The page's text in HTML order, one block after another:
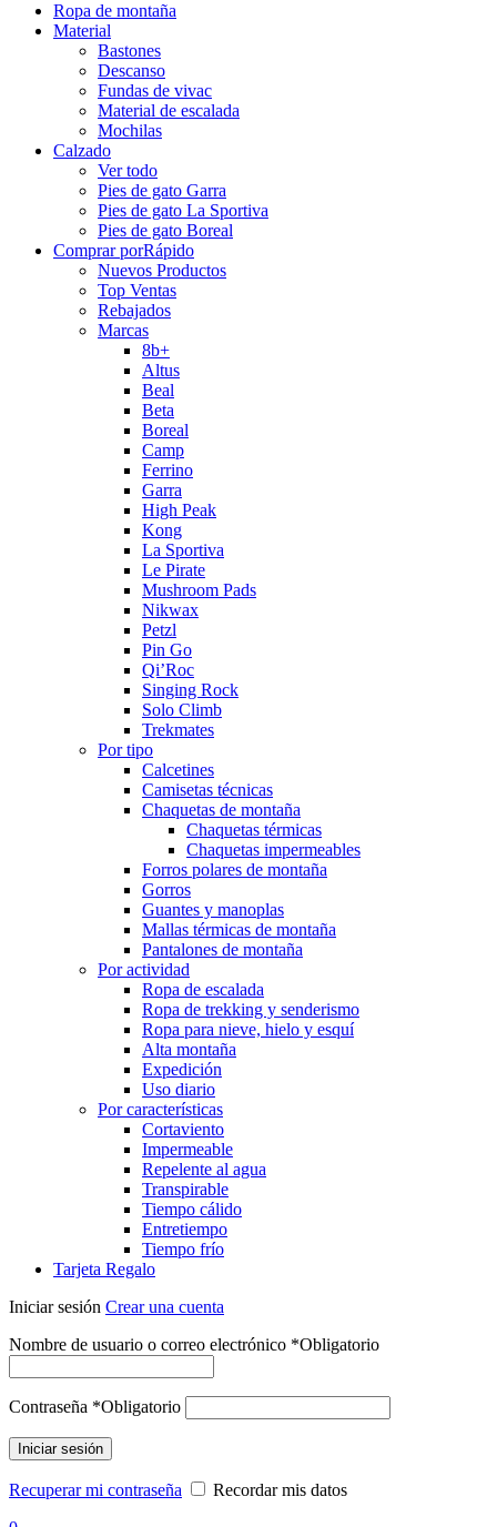
Ropa de montaña
Material
Bastones
Descanso
Fundas de vivac
Material de escalada
Mochilas
Calzado
Ver todo
Pies de gato Garra
Pies de gato La Sportiva
Pies de gato Boreal
Comprar porRápido
Nuevos Productos
Top Ventas
Rebajados
Marcas
8b+
Altus
Beal
Beta
Boreal
Camp
Ferrino
Garra
High Peak
Kong
La Sportiva
Le Pirate
Mushroom Pads
Nikwax
Petzl
Pin Go
Qi’Roc
Singing Rock
Solo Climb
Trekmates
Por tipo
Calcetines
Camisetas técnicas
Chaquetas de montaña
Chaquetas térmicas
Chaquetas impermeables
Forros polares de montaña
Gorros
Guantes y manoplas
Mallas térmicas de montaña
Pantalones de montaña
Por actividad
Ropa de escalada
Ropa de trekking y senderismo
Ropa para nieve, hielo y esquí
Alta montaña
Expedición
Uso diario
Por características
Cortaviento
Impermeable
Repelente al agua
Transpirable
Tiempo cálido
Entretiempo
Tiempo frío
Tarjeta Regalo
Iniciar sesión Crear una cuenta
Nombre de usuario o correo electrónico *Obligatorio
Contraseña *Obligatorio
Iniciar sesión
Recuperar mi contraseña
Recordar mis datos